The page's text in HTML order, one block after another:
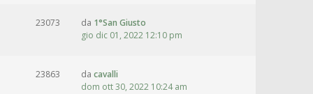
23073 da 1°San Giusto
gio dic 01, 2022 12:10 pm
23863 da cavalli
dom ott 30, 2022 10:24 am